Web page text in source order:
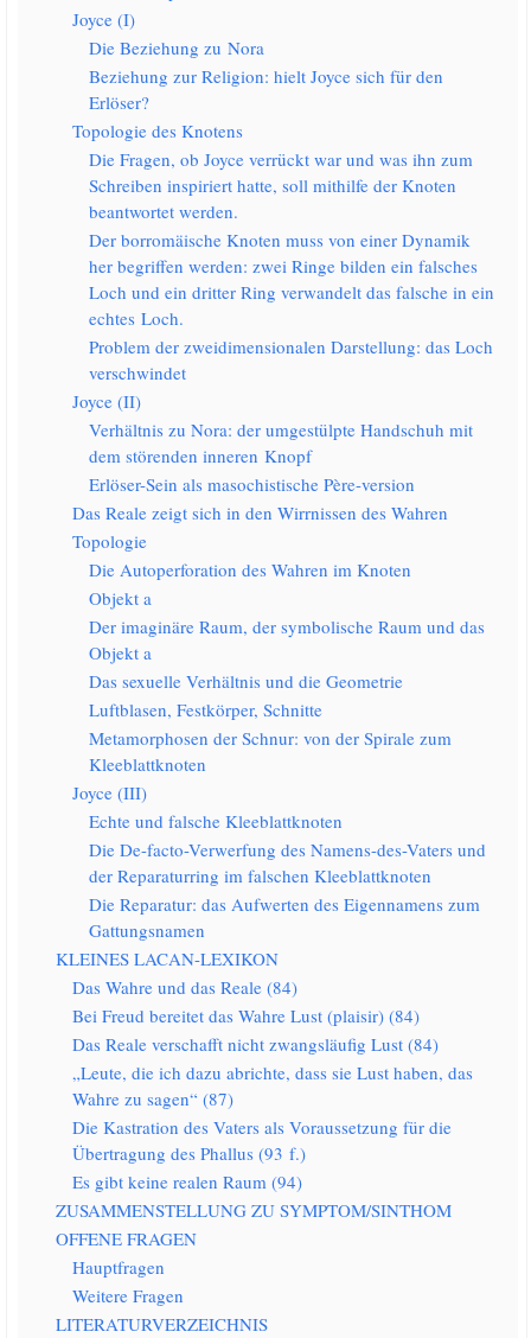
Joy­ce (I)
Die Bezie­hung zu Nora
Bezie­hung zur Reli­gi­on: hielt Joy­ce sich für den
Erlöser?
Topo­lo­gie des Knotens
Die Fra­gen, ob Joy­ce ver­rückt war und was ihn zum
Schrei­ben inspi­riert hat­te, soll mit­hil­fe der Kno­ten
beant­wor­tet werden.
Der bor­ro­mäi­sche Kno­ten muss von einer Dyna­mik
her begrif­fen wer­den: zwei Rin­ge bil­den ein fal­sches
Loch und ein drit­ter Ring ver­wan­delt das fal­sche in ein
ech­tes Loch.
Pro­blem der zwei­di­men­sio­na­len Dar­stel­lung: das Loch
verschwindet
Joy­ce (II)
Ver­hält­nis zu Nora: der umge­stülp­te Hand­schuh mit
dem stö­ren­den inne­ren Knopf
Erlö­ser-Sein als maso­chis­ti­sche Père-version
Das Rea­le zeigt sich in den Wirr­nis­sen des Wahren
Topo­lo­gie
Die Autoper­fo­ra­ti­on des Wah­ren im Knoten
Objekt a
Der ima­gi­nä­re Raum, der sym­bo­li­sche Raum und das
Objekt a
Das sexu­el­le Ver­hält­nis und die Geometrie
Luft­bla­sen, Fest­kör­per, Schnitte
Meta­mor­pho­sen der Schnur: von der Spi­ra­le zum
Kleeblattknoten
Joy­ce (III)
Ech­te und fal­sche Kleeblattknoten
Die De-fac­to-Ver­wer­fung des Namens-des-Vaters und
der Repa­ra­tur­ring im fal­schen Kleeblattknoten
Die Repa­ra­tur: das Auf­wer­ten des Eigen­na­mens zum
Gattungsnamen
KLEINES LACAN-LEXIKON
Das Wah­re und das Rea­le (84)
Bei Freud berei­tet das Wah­re Lust (plai­sir) (84)
Das Rea­le ver­schafft nicht zwangs­läu­fig Lust (84)
„Leu­te, die ich dazu abrich­te, dass sie Lust haben, das
Wah­re zu sagen“ (87)
Die Kas­tra­ti­on des Vaters als Vor­aus­set­zung für die
Über­tra­gung des Phal­lus (93 f.)
Es gibt kei­ne rea­len Raum (94)
ZUSAMMENSTELLUNG ZU SYMPTOM/​SINTHOM
OFFENE FRAGEN
Haupt­fra­gen
Wei­te­re Fragen
LITERATURVERZEICHNIS